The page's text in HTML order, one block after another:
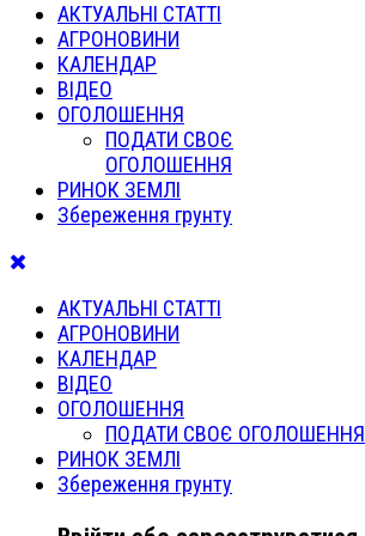
АКТУАЛЬНІ СТАТТІ
АГРОНОВИНИ
КАЛЕНДАР
ВІДЕО
ОГОЛОШЕННЯ
ПОДАТИ СВОЄ
ОГОЛОШЕННЯ
РИНОК ЗЕМЛІ
Збереження грунту
АКТУАЛЬНІ СТАТТІ
АГРОНОВИНИ
КАЛЕНДАР
ВІДЕО
ОГОЛОШЕННЯ
ПОДАТИ СВОЄ ОГОЛОШЕННЯ
РИНОК ЗЕМЛІ
Збереження грунту